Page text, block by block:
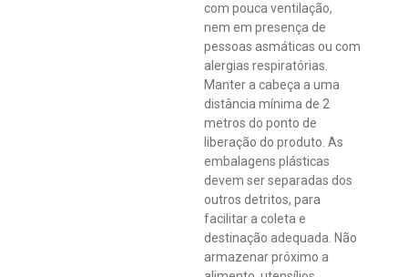
com pouca ventilação,
nem em presença de
pessoas asmáticas ou com
alergias respiratórias.
Manter a cabeça a uma
distância mínima de 2
metros do ponto de
liberação do produto. As
embalagens plásticas
devem ser separadas dos
outros detritos, para
facilitar a coleta e
destinação adequada. Não
armazenar próximo a